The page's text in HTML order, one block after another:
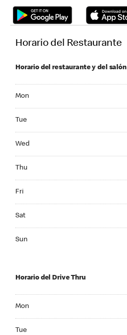
Horario del Restaurante
Horario del restaurante y del salón
Mon
Tue
Wed
Thu
Fri
Sat
Sun
Horario del Drive Thru
Mon
Tue